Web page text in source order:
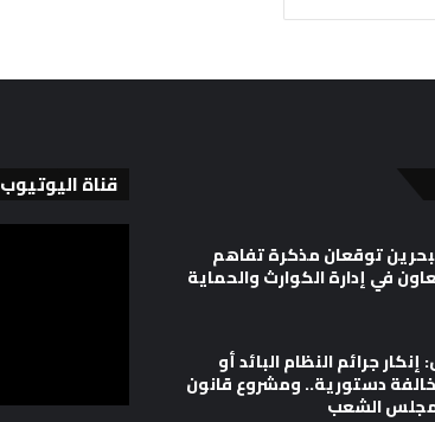
توقعان مذكرة تفاهم
في إدارة الكوارث والحماية
إنكار جرائم النظام البائد أو
دستورية.. ومشروع قانون
الشعب
قناة اليوتيوب